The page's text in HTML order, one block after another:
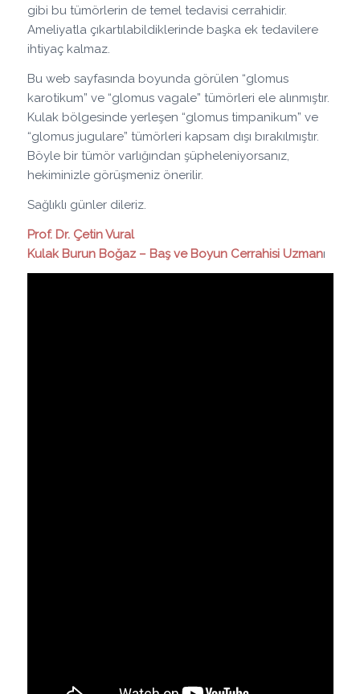
gibi bu tümörlerin de temel tedavisi cerrahidir.
Ameliyatla çıkartılabildiklerinde başka ek tedavilere
ihtiyaç kalmaz.
Bu web sayfasında boyunda görülen “glomus
karotikum” ve “glomus vagale” tümörleri ele alınmıştır.
Kulak bölgesinde yerleşen “glomus timpanikum” ve
“glomus jugulare” tümörleri kapsam dışı bırakılmıştır.
Böyle bir tümör varlığından şüpheleniyorsanız,
hekiminizle görüşmeniz önerilir.
Sağlıklı günler dileriz.
Prof. Dr. Çetin Vural
Kulak Burun Boğaz – Baş ve Boyun Cerrahisi Uzmanı